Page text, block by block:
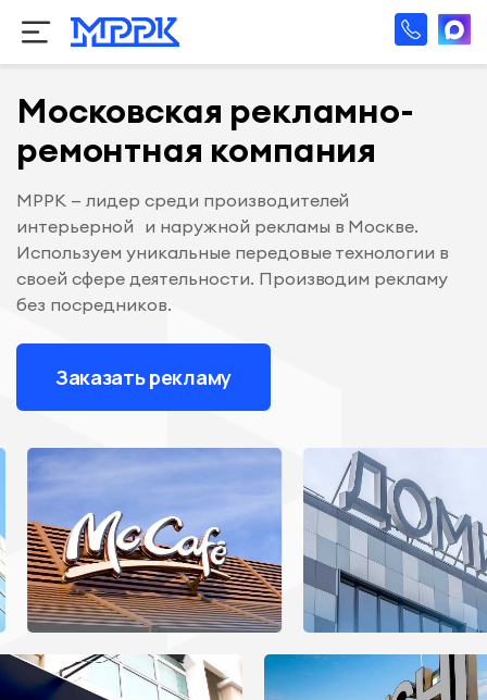
Московская рекламно-
ремонтная компания
МРРК — лидер среди производителей
интерьерной и наружной рекламы в Москве.
Используем уникальные передовые технологии в
своей сфере деятельности. Производим рекламу
без посредников.
Заказать рекламу